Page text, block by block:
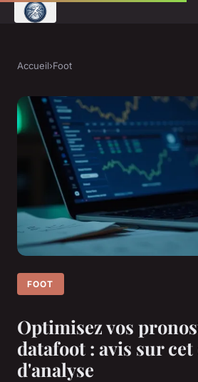
Accueil›Foot
FOOT
Optimisez vos
datafoot : avis sur
d'analyse